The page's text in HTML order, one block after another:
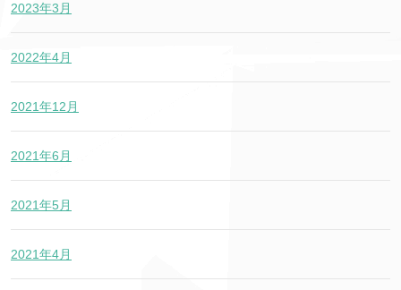
2023年3月
2022年4月
2021年12月
2021年6月
2021年5月
2021年4月